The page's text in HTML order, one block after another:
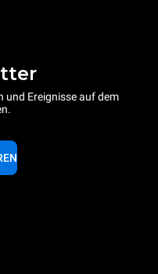
und Ereignisse auf dem